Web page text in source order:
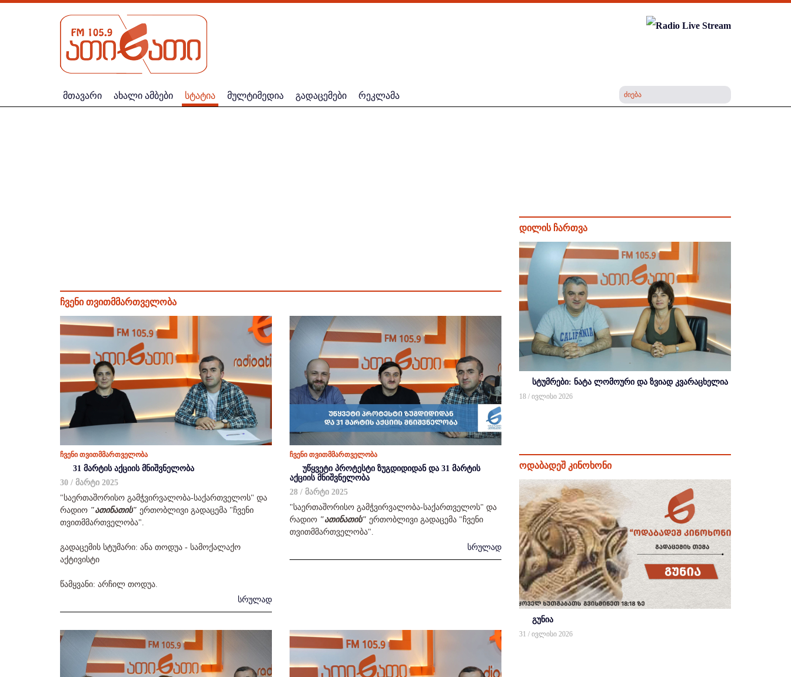
მთავარი ახალი ამბები სტატია მულტიმედია გადაცემები რეკლამა
ჩვენი თვითმმართველობა
ჩვენი თვითმმართველობა
31 მარტის აქციის მნიშვნელობა
30 / მარტი 2025
"საერთაშორისო გამჭვირვალობა-საქართველოს" და
რადიო "ათინათის" ერთობლივი გადაცემა "ჩვენი
თვითმმართველობა".
გადაცემის სტუმარი: ანა თოდუა - სამოქალაქო
აქტივისტი
წამყვანი: არჩილ თოდუა.
სრულად
ჩვენი თვითმმართველობა
უწყვეტი პროტესტი ზუგდიდიდან და 31 მარტის
აქციის მნიშვნელობა
28 / მარტი 2025
"საერთაშორისო გამჭვირვალობა-საქართველოს" და
რადიო "ათინათის" ერთობლივი გადაცემა "ჩვენი
თვითმმართველობა".
სრულად
დილის ჩართვა
სტუმრები: ნატა ლომოური და ზვიად კვარაცხელია
18 / ივლისი 2026
ოდაბადეშ კინოხონი
გუნია
31 / ივლისი 2026